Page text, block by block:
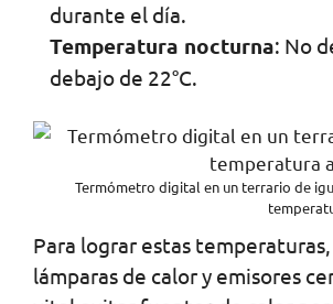
durante el día.
Temperatura nocturna: No
debajo de 22°C.
Termómetro digital en un terrario de
Para lograr estas
lámparas de calor y emisores